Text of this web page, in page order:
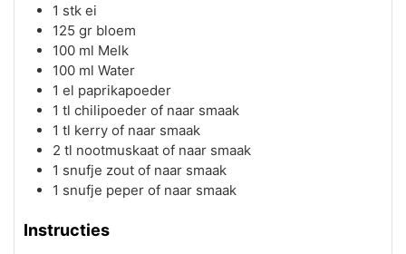
1 stk ei
125 gr bloem
100 ml Melk
100 ml Water
1 el paprikapoeder
1 tl chilipoeder of naar smaak
1 tl kerry of naar smaak
2 tl nootmuskaat of naar smaak
1 snufje zout of naar smaak
1 snufje peper of naar smaak
Instructies